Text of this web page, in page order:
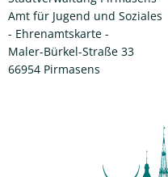
Amt für Jugend und Soziales
- Ehrenamtskarte -
Maler-Bürkel-Straße 33
66954 Pirmasens